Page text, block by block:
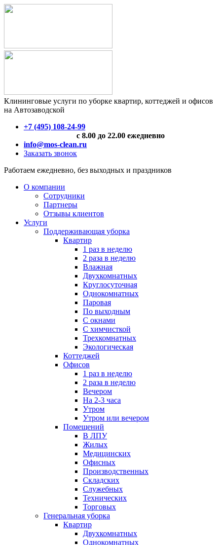
Клининговые услуги по уборке квартир, коттеджей и офисов
на Автозаводской
+7 (495) 108-24-99
с 8.00 до 22.00 ежедневно
info@mos-clean.ru
Заказать звонок
Работаем ежедневно, без выходных и праздников
О компании
Сотрудники
Партнеры
Отзывы клиентов
Услуги
Поддерживающая уборка
Квартир
1 раз в неделю
2 раза в неделю
Влажная
Двухкомнатных
Круглосуточная
Однокомнатных
Паровая
По выходным
С окнами
С химчисткой
Трехкомнатных
Экологическая
Коттеджей
Офисов
1 раз в неделю
2 раза в неделю
Вечером
На 2-3 часа
Утром
Утром или вечером
Помещений
В ЛПУ
Жилых
Медицинских
Офисных
Производственных
Складских
Служебных
Технических
Торговых
Генеральная уборка
Квартир
Двухкомнатных
Однокомнатных